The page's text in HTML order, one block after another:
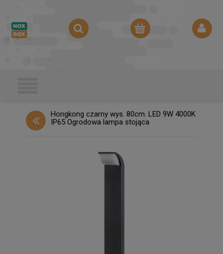
Hongkong czarny wys. 80cm. LED 9W 4000K
IP65 Ogrodowa lampa stojąca